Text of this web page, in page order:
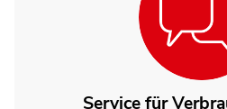
Service für